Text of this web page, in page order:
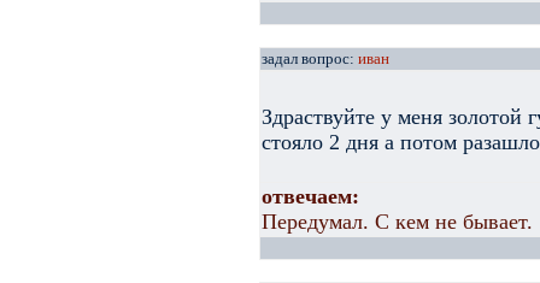
задал вопрос: иван
Здраствуйте у меня золотой
стояло 2 дня а потом
отвечаем:
Передумал. С кем не бывает.